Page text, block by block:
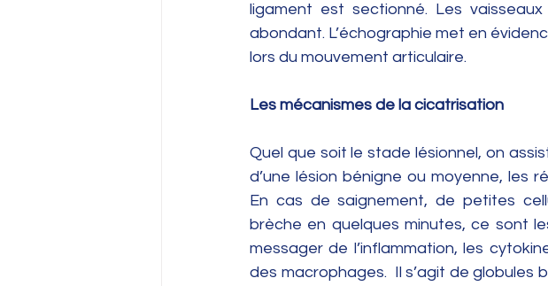
ligament est sectionné. Les
abondant. L’échographie met en
lors du mouvement articulaire.
Les mécanismes de la cicatrisation
Quel que soit le stade lésionnel, on
d’une lésion bénigne ou moyenne, les
En cas de saignement, de petites
brèche en quelques minutes, ce sont
messager de l’inflammation, les
des macrophages.  Il s’agit de